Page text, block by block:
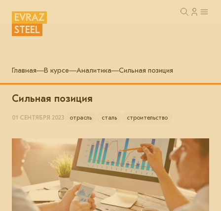
EVRAZ
STEEL
Главная В курсе Аналитика Сильная позиция
Сильная позиция
01 СЕНТЯБРЯ 2023 отрасль сталь строительство